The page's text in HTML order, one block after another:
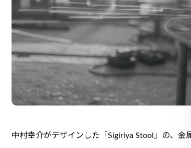
中村幸介がデザインした「Sigiriya Stool」の、金